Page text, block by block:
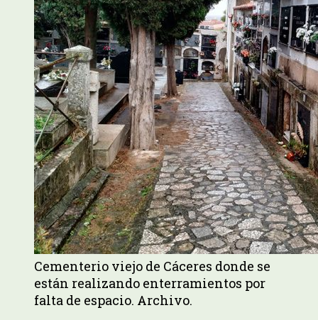
Cementerio viejo de Cáceres donde se
están realizando enterramientos por
falta de espacio. Archivo.